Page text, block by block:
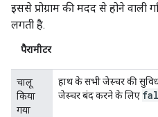
इससे प्रोग्राम की मदद से होने वाली
लगती है.
पैरामीटर
चालू
किया
गया
हाथ के सभी जेस्चर की
जेस्चर बंद करने के लिए